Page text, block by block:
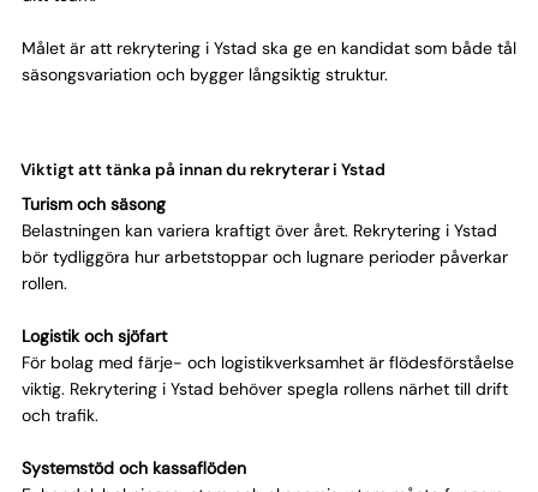
Målet är att rekrytering i Ystad ska ge en kandidat som både tål
säsongsvariation och bygger långsiktig struktur.
Viktigt att tänka på innan du rekryterar i Ystad
Turism och säsong
Belastningen kan variera kraftigt över året. Rekrytering i Ystad
bör tydliggöra hur arbetstoppar och lugnare perioder påverkar
rollen.
Logistik och sjöfart
För bolag med färje- och logistikverksamhet är flödesförståelse
viktig. Rekrytering i Ystad behöver spegla rollens närhet till drift
och trafik.
Systemstöd och kassaflöden